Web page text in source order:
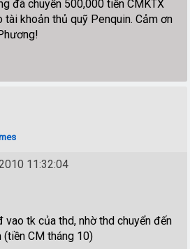
đã chuyển 500,000 tiền CMKTX
tài khoản thủ quỹ Penquin. Cảm ơn
11:32:04
tk của thd, nhờ thd chuyển đến
(tiền CM tháng 10)